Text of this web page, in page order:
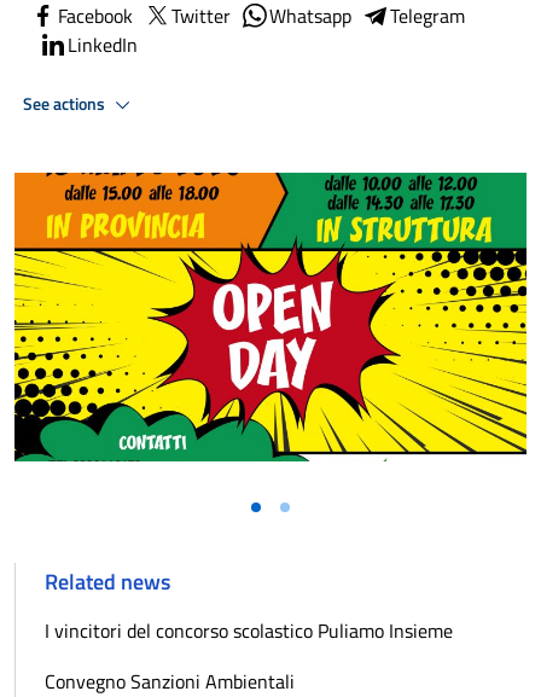
Facebook Twitter Whatsapp
Telegram
LinkedIn
See actions
Related news
I vincitori del concorso scolastico Puliamo Insieme
Convegno Sanzioni Ambientali